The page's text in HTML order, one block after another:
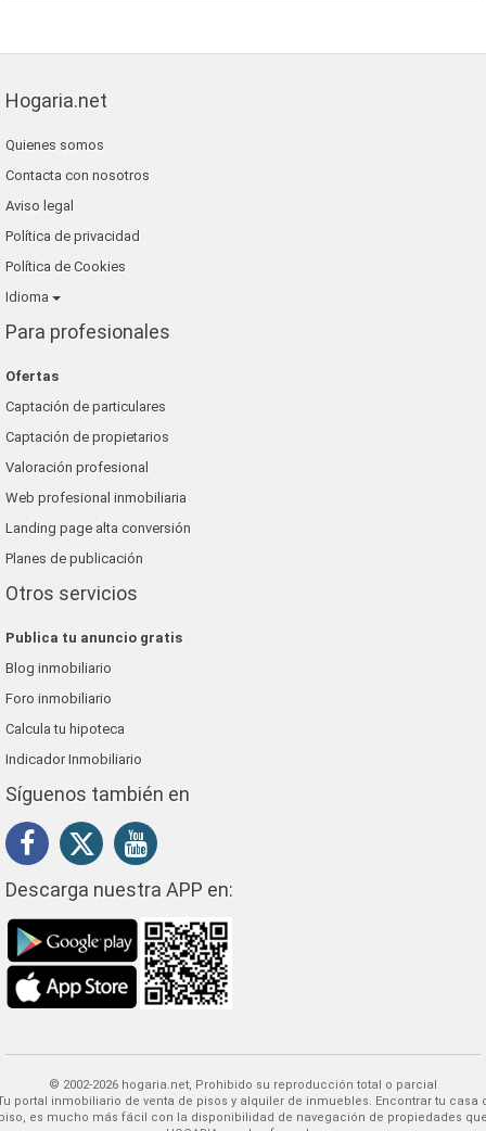
Hogaria.net
Quienes somos
Contacta con nosotros
Aviso legal
Política de privacidad
Política de Cookies
Idioma
Para profesionales
Ofertas
Captación de particulares
Captación de propietarios
Valoración profesional
Web profesional inmobiliaria
Landing page alta conversión
Planes de publicación
Otros servicios
Publica tu anuncio gratis
Blog inmobiliario
Foro inmobiliario
Calcula tu hipoteca
Indicador Inmobiliario
Síguenos también en
Descarga nuestra APP en:
© 2002-2026 hogaria.net, Prohibido su reproducción total o parcial
Encontrar tu casa o
es mucho más fácil con la disponibilidad de navegación de propiedades